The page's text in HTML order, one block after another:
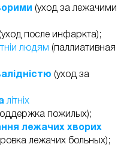
(уход за лежачими
после инфаркта);
людям (паллиативная
(уход за
літніх
пожилых);
лежачих хворих
лежачих больных);